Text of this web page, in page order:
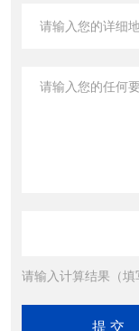
请输入计算结果（